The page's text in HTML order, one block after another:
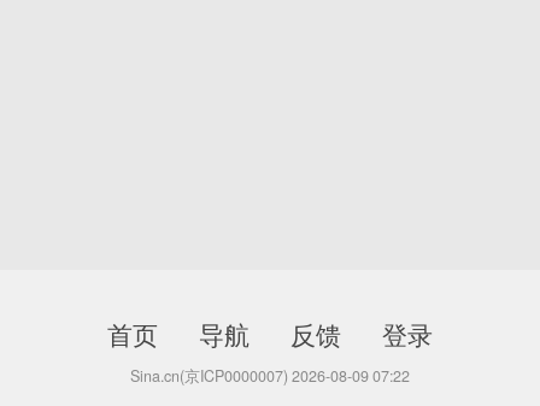
首页 导航 反馈 登录
Sina.cn(京ICP0000007) 2026-08-09 07:22